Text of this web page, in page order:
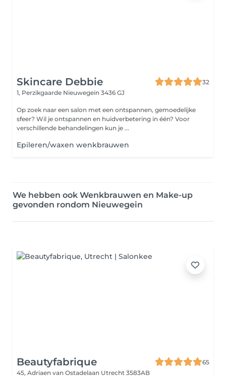
Skincare Debbie
32
1, Perzikgaarde Nieuwegein 3436 GJ
Op zoek naar een salon met een ontspannen, gemoedelijke
sfeer? Wil je ontspannen en huidverbetering in één? Voor
verschillende behandelingen kun je ...
Epileren/waxen wenkbrauwen
We hebben ook Wenkbrauwen en Make-up
gevonden rondom Nieuwegein
Beautyfabrique
65
45, Adriaen van Ostadelaan Utrecht 3583AB